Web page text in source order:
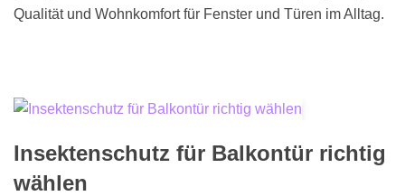
Qualität und Wohnkomfort für Fenster und Türen im Alltag.
Insektenschutz für Balkontür richtig
wählen